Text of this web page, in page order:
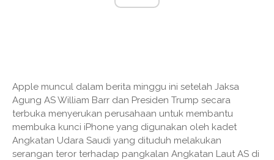
Apple muncul dalam berita minggu ini setelah Jaksa
Agung AS William Barr dan Presiden Trump secara
terbuka menyerukan perusahaan untuk membantu
membuka kunci iPhone yang digunakan oleh kadet
Angkatan Udara Saudi yang dituduh melakukan
serangan teror terhadap pangkalan Angkatan Laut AS di